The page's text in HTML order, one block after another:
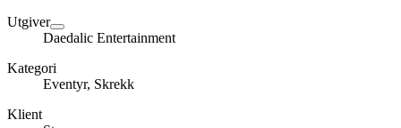
Utgiver
Daedalic Entertainment
Kategori
Eventyr, Skrekk
Klient